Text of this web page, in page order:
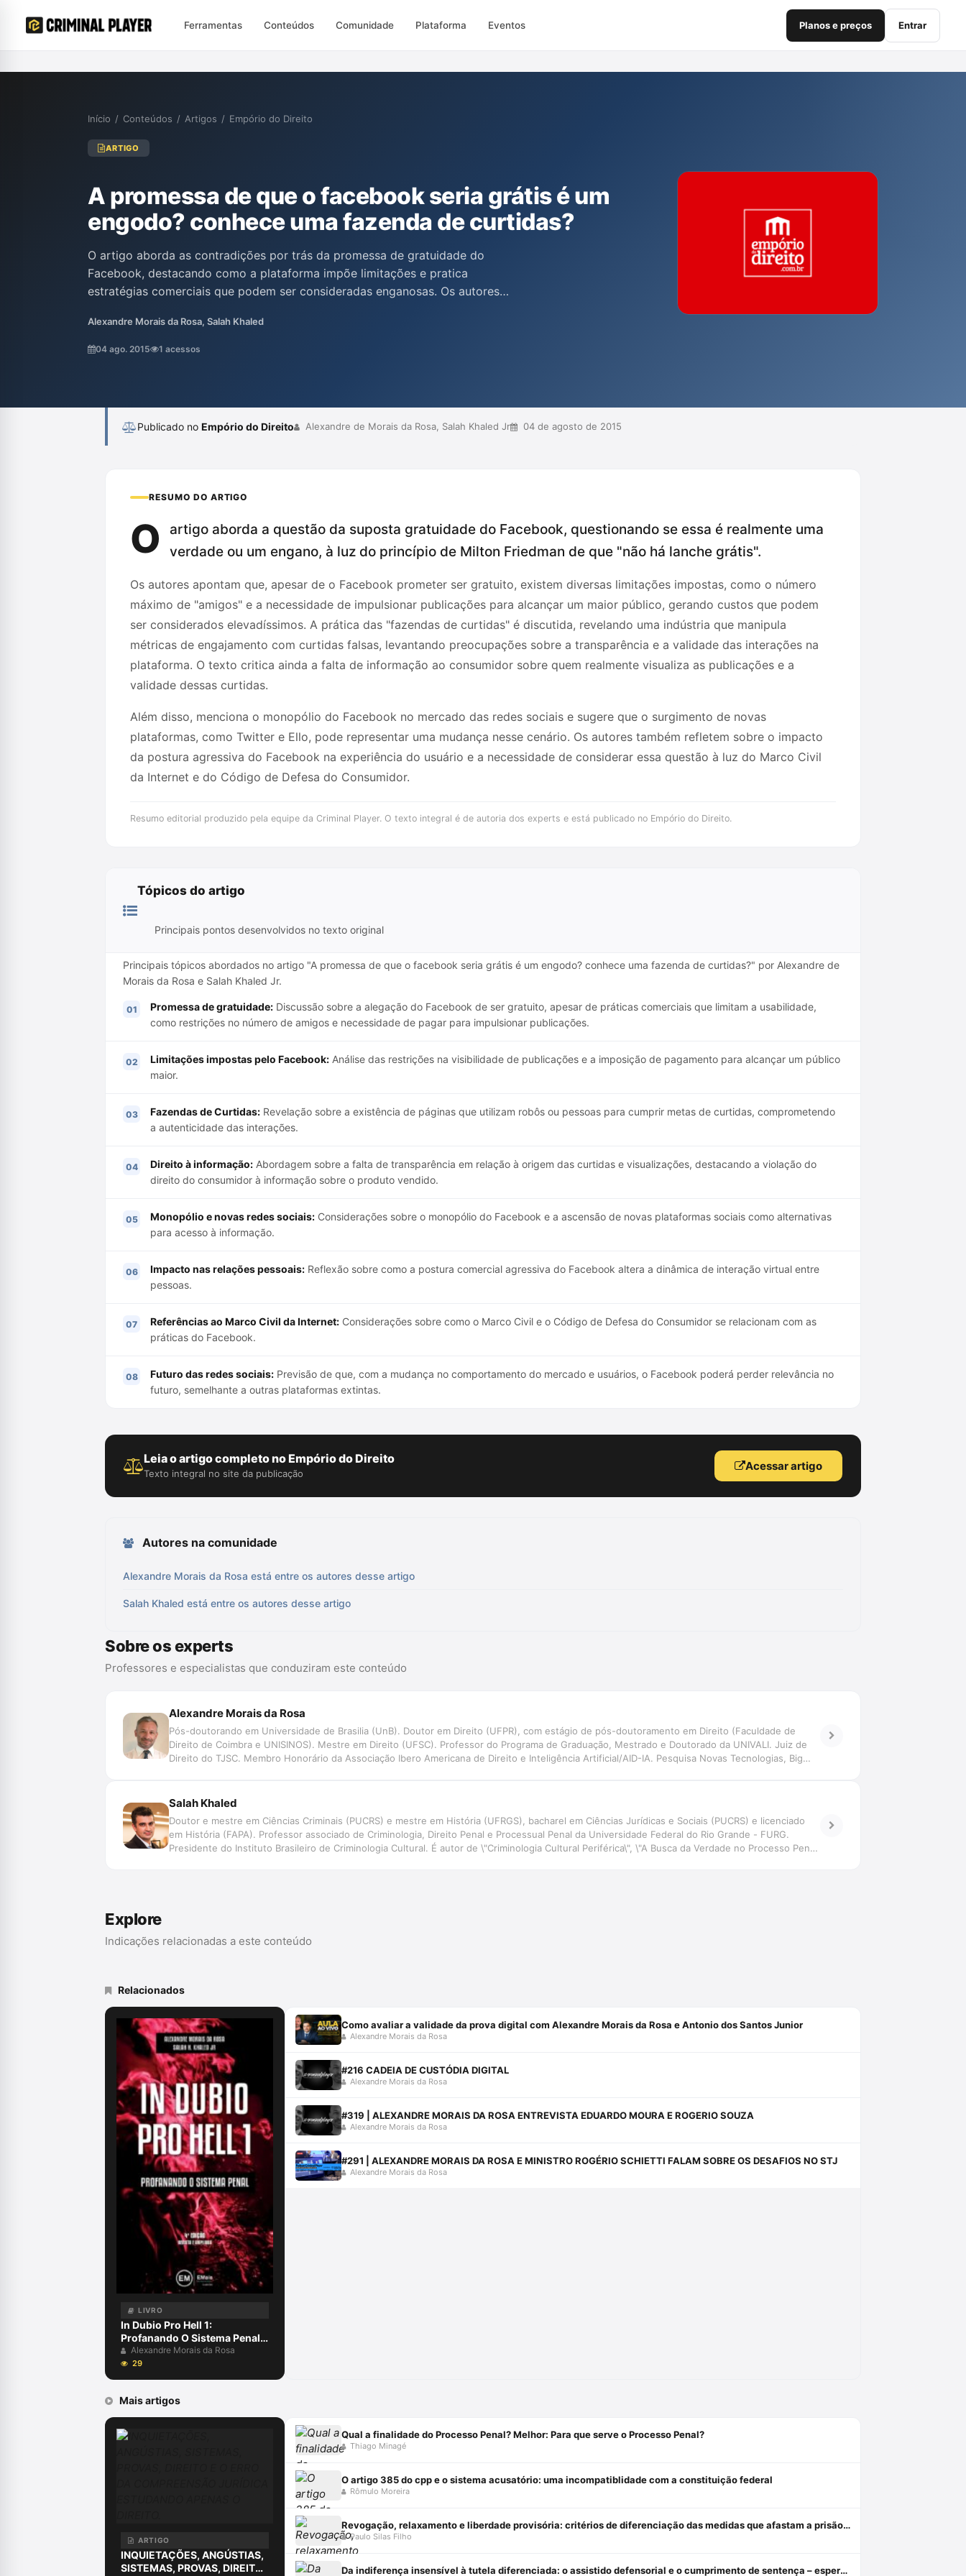
Ferramentas Conteúdos Comunidade Plataforma Eventos Planos e preços Entrar
Início / Conteúdos / Artigos / Empório do Direito
ARTIGO
A promessa de que o facebook seria grátis é um
engodo? conhece uma fazenda de curtidas?
O artigo aborda as contradições por trás da promessa de gratuidade do
Facebook, destacando como a plataforma impõe limitações e pratica
estratégias comerciais que podem ser consideradas enganosas. Os autores
como algoritmos determinam a visibilidade do conteúdo, questionando a
transparência e a ética envolvidas. A análise também sugere que, apesar da
Alexandre Morais da Rosa, Salah Khaled
04 ago. 2015 1 acessos
Publicado no Empório do Direito Alexandre de Morais da Rosa, Salah Khaled Jr 04 de agosto de 2015
RESUMO DO ARTIGO
O
artigo aborda a questão da suposta gratuidade do Facebook, questionando se essa é realmente uma
verdade ou um engano, à luz do princípio de Milton Friedman de que "não há lanche grátis".
Os autores apontam que, apesar de o Facebook prometer ser gratuito, existem diversas limitações impostas, como o número
máximo de "amigos" e a necessidade de impulsionar publicações para alcançar um maior público, gerando custos que podem
ser considerados elevadíssimos. A prática das "fazendas de curtidas" é discutida, revelando uma indústria que manipula
métricas de engajamento com curtidas falsas, levantando preocupações sobre a transparência e a validade das interações na
plataforma. O texto critica ainda a falta de informação ao consumidor sobre quem realmente visualiza as publicações e a
validade dessas curtidas.
Além disso, menciona o monopólio do Facebook no mercado das redes sociais e sugere que o surgimento de novas
plataformas, como Twitter e Ello, pode representar uma mudança nesse cenário. Os autores também refletem sobre o impacto
da postura agressiva do Facebook na experiência do usuário e a necessidade de considerar essa questão à luz do Marco Civil
da Internet e do Código de Defesa do Consumidor.
Resumo editorial produzido pela equipe da Criminal Player. O texto integral é de autoria dos experts e está publicado no Empório do Direito.
Tópicos do artigo
Principais pontos desenvolvidos no texto original
Principais tópicos abordados no artigo "A promessa de que o facebook seria grátis é um engodo? conhece uma fazenda de curtidas?" por Alexandre de
Morais da Rosa e Salah Khaled Jr.
Promessa de gratuidade: Discussão sobre a alegação do Facebook de ser gratuito, apesar de práticas comerciais que limitam a usabilidade,
como restrições no número de amigos e necessidade de pagar para impulsionar publicações.
Limitações impostas pelo Facebook: Análise das restrições na visibilidade de publicações e a imposição de pagamento para alcançar um público
maior.
Fazendas de Curtidas: Revelação sobre a existência de páginas que utilizam robôs ou pessoas para cumprir metas de curtidas, comprometendo
a autenticidade das interações.
Direito à informação: Abordagem sobre a falta de transparência em relação à origem das curtidas e visualizações, destacando a violação do
direito do consumidor à informação sobre o produto vendido.
Monopólio e novas redes sociais: Considerações sobre o monopólio do Facebook e a ascensão de novas plataformas sociais como alternativas
para acesso à informação.
Impacto nas relações pessoais: Reflexão sobre como a postura comercial agressiva do Facebook altera a dinâmica de interação virtual entre
pessoas.
Referências ao Marco Civil da Internet: Considerações sobre como o Marco Civil e o Código de Defesa do Consumidor se relacionam com as
práticas do Facebook.
Futuro das redes sociais: Previsão de que, com a mudança no comportamento do mercado e usuários, o Facebook poderá perder relevância no
futuro, semelhante a outras plataformas extintas.
Leia o artigo completo no Empório do Direito
Texto integral no site da publicação
Acessar artigo
Autores na comunidade
Alexandre Morais da Rosa está entre os autores desse artigo
Salah Khaled está entre os autores desse artigo
Sobre os experts
Professores e especialistas que conduziram este conteúdo
Alexandre Morais da Rosa
Pós-doutorando em Universidade de Brasilia (UnB). Doutor em Direito (UFPR), com estágio de pós-doutoramento em Direito (Faculdade de
Direito de Coimbra e UNISINOS). Mestre em Direito (UFSC). Professor do Programa de Graduação, Mestrado e Doutorado da UNIVALI. Juiz de
Direito do TJSC. Membro Honorário da Associação Ibero Americana de Direito e Inteligência Artificial/AID-IA. Pesquisa Novas Tecnologias, Big
Salah Khaled
Doutor e mestre em Ciências Criminais (PUCRS) e mestre em História (UFRGS), bacharel em Ciências Jurídicas e Sociais (PUCRS) e licenciado
em História (FAPA). Professor associado de Criminologia, Direito Penal e Processual Penal da Universidade Federal do Rio Grande - FURG.
Presidente do Instituto Brasileiro de Criminologia Cultural. É autor de \"Criminologia Cultural Periférica\", \"A Busca da Verdade no Processo Penal:
Explore
Indicações relacionadas a este conteúdo
Relacionados
LIVRO
In Dubio Pro Hell 1:
Profanando O Sistema Penal
Capa comum 10 julho 2020
Alexandre Morais da Rosa
29
Como avaliar a validade da prova digital com Alexandre Morais da Rosa e Antonio dos Santos Junior
Alexandre Morais da Rosa
#216 CADEIA DE CUSTÓDIA DIGITAL
Alexandre Morais da Rosa
#319 | ALEXANDRE MORAIS DA ROSA ENTREVISTA EDUARDO MOURA E ROGERIO SOUZA
Alexandre Morais da Rosa
#291 | ALEXANDRE MORAIS DA ROSA E MINISTRO ROGÉRIO SCHIETTI FALAM SOBRE OS DESAFIOS NO STJ
Alexandre Morais da Rosa
Mais artigos
ARTIGO
INQUIETAÇÕES, ANGÚSTIAS,
SISTEMAS, PROVAS, DIREITO
Qual a finalidade do Processo Penal? Melhor: Para que serve o Processo Penal?
Thiago Minagé
O artigo 385 do cpp e o sistema acusatório: uma incompatiblidade com a constituição federal
Rômulo Moreira
Revogação, relaxamento e liberdade provisória: critérios de diferenciação das medidas que afastam a prisão cautelar
Paulo Silas Filho
Da indiferença insensível à tutela diferenciada: o assistido defensorial e o cumprimento de sentença – esperanças da cidadania no ncpc